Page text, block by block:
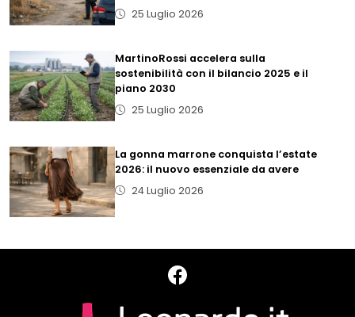
25 Luglio 2026
MartinoRossi accelera sulla
sostenibilità con il bilancio 2025 e il
piano 2030
25 Luglio 2026
La gonna marrone conquista l’estate
2026: il nuovo essenziale da avere
24 Luglio 2026